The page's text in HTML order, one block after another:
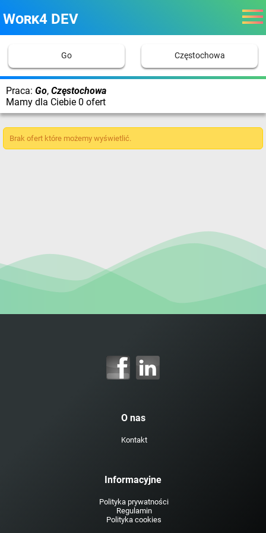
Work4 DEV
Go Częstochowa
Praca: Go, Częstochowa
Mamy dla Ciebie 0 ofert
Brak ofert które możemy wyświetlić.
O nas
Kontakt
Informacyjne
Polityka prywatności
Regulamin
Polityka cookies